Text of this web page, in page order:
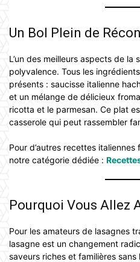
Un Bol Plein de
L’un des meilleurs aspects de la
polyvalence. Tous les
présents : saucisse italienne
et un mélange de délicieux
ricotta et le parmesan. Ce plat
casserole qui peut rassembler
Pour d’autres recettes
notre catégorie dédiée :
Pourquoi Vous Allez
Pour les amateurs de lasagnes
lasagne est un changement
saveurs riches et familières